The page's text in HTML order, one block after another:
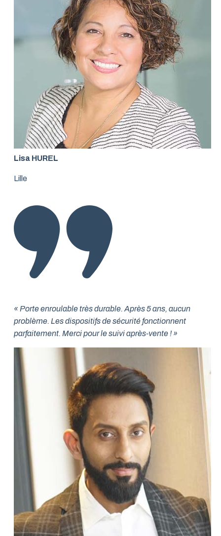
Lisa HUREL
Lille
« Porte enroulable très durable. Après 5 ans, aucun
problème. Les dispositifs de sécurité fonctionnent
parfaitement. Merci pour le suivi après-vente ! »